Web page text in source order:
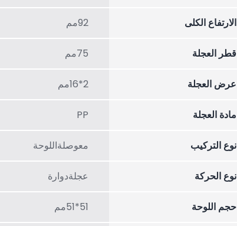
الارتفاع الکلی 92مم
قطر العجلة 75مم
عرض العجلة 2*16مم
مادة العجلة PP
نوع التركيب معوصلةاللوحة
نوع الحركة عجلةدوارة
حجم اللوحة 51*51مم